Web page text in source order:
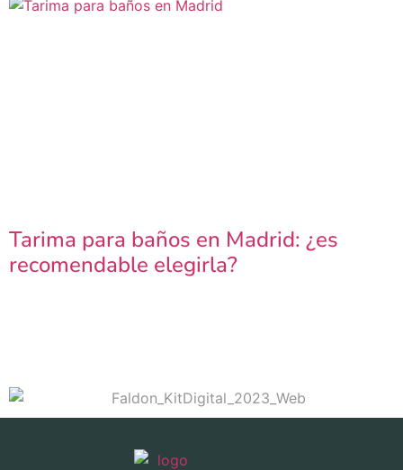
Tarima para baños en Madrid: ¿es
recomendable elegirla?